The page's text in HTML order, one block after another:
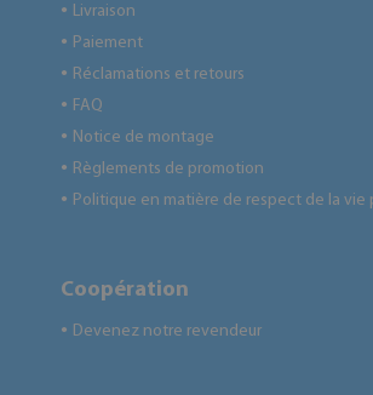
● Livraison
● Paiement
● Réclamations et retours
● FAQ
● Notice de montage
● Règlements de promotion
● Politique en matière de respect de la vie
Coopération
● Devenez notre revendeur